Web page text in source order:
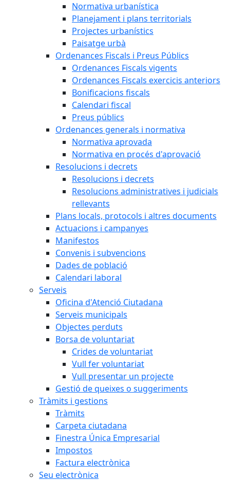
Normativa urbanística
Planejament i plans territorials
Projectes urbanístics
Paisatge urbà
Ordenances Fiscals i Preus Públics
Ordenances Fiscals vigents
Ordenances Fiscals exercicis anteriors
Bonificacions fiscals
Calendari fiscal
Preus públics
Ordenances generals i normativa
Normativa aprovada
Normativa en procés d'aprovació
Resolucions i decrets
Resolucions i decrets
Resolucions administratives i judicials
rellevants
Plans locals, protocols i altres documents
Actuacions i campanyes
Manifestos
Convenis i subvencions
Dades de població
Calendari laboral
Serveis
Oficina d'Atenció Ciutadana
Serveis municipals
Objectes perduts
Borsa de voluntariat
Crides de voluntariat
Vull fer voluntariat
Vull presentar un projecte
Gestió de queixes o suggeriments
Tràmits i gestions
Tràmits
Carpeta ciutadana
Finestra Única Empresarial
Impostos
Factura electrònica
Seu electrònica